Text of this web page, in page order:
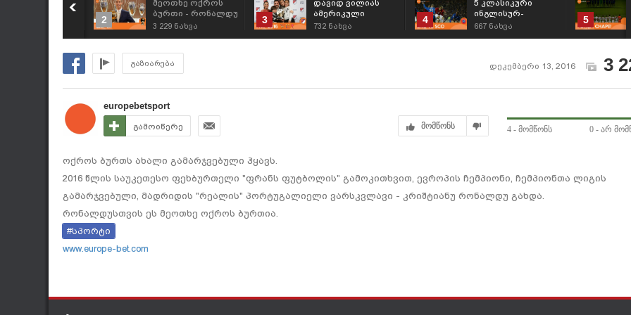
ოცნება -
2
მეოთხე ოქროს
ბურთი - რონალდუ
წლის
3 229 ნახვა
3
დავიდ ვილიას
ამერიკული
აღიარება - წლის
732 ნახვა
4
5 კლასიკური
ინგლისურ-
შოტლანდიური
667 ნახვა
5
გაზიარება დეკემბერი 13, 2016 3
europebetsport
გამოიწერე მომწონს 4 - მომწონს 0 - არ
ოქროს ბურთს ახალი გამარჯვებული ჰყავს.
2016 წლის საუკეთესო ფეხბურთელი "ფრანს ფუტბოლის" გამოკითხვით, ევროპის ჩემპიონი, ჩემპიონთა ლიგის
გამარჯვებული, მადრიდის "რეალის" პორტუგალიელი ვარსკვლავი - კრიშტიანუ რონალდუ გახდა.
რონალდუსთვის ეს მეოთხე ოქროს ბურთია.
#სპორტი
www.europe-bet.com